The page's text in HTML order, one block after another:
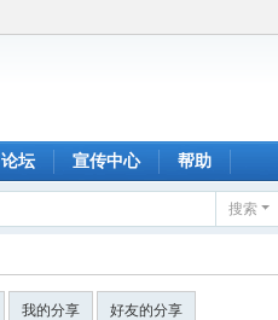
论坛 宣传中心 帮助
搜索
我的分享 好友的分享